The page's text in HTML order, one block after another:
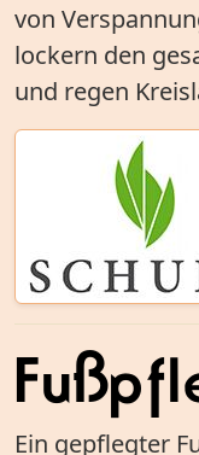
von
lockern den
und regen
Ein gepflegter